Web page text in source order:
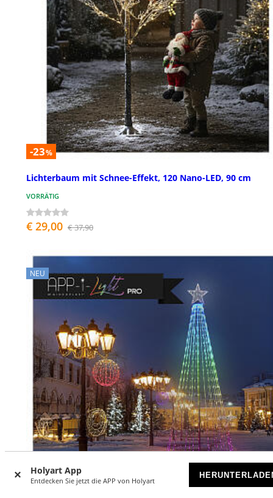
Holyart App
Entdecken Sie jetzt die APP von Holyart
-23%
Lichterbaum mit Schnee-Effekt, 120 Nano-LED, 90 cm
VORRÄTIG
€ 29,00 € 37,90
NEU